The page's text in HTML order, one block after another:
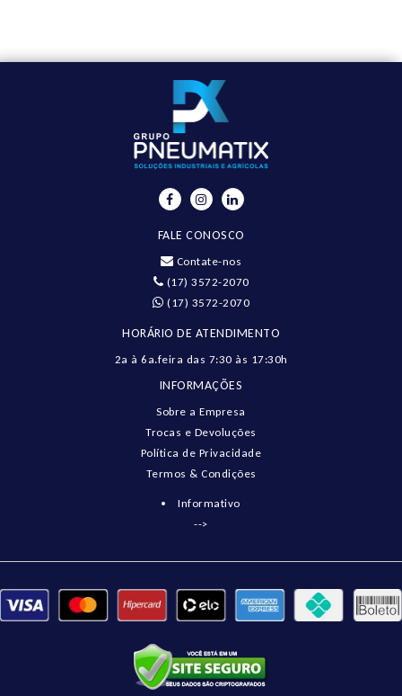
FALE CONOSCO
Contate-nos
(17) 3572-2070
(17) 3572-2070
HORÁRIO DE ATENDIMENTO
2a à 6a.feira das 7:30 às 17:30h
INFORMAÇÕES
Sobre a Empresa
Trocas e Devoluções
Política de Privacidade
Termos & Condições
Informativo
-->